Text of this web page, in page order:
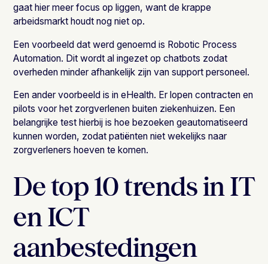
gaat hier meer focus op liggen, want de krappe
arbeidsmarkt houdt nog niet op.
Een voorbeeld dat werd genoemd is Robotic Process
Automation. Dit wordt al ingezet op chatbots zodat
overheden minder afhankelijk zijn van support personeel.
Een ander voorbeeld is in eHealth. Er lopen contracten en
pilots voor het zorgverlenen buiten ziekenhuizen. Een
belangrijke test hierbij is hoe bezoeken geautomatiseerd
kunnen worden, zodat patiënten niet wekelijks naar
zorgverleners hoeven te komen.
De top 10 trends in IT
en ICT
aanbestedingen